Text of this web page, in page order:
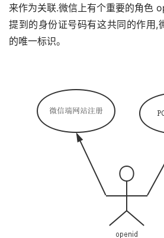
来作为关联.微信上有个重要的角色
提到的身份证号码有这共同的作用,
的唯一标识。